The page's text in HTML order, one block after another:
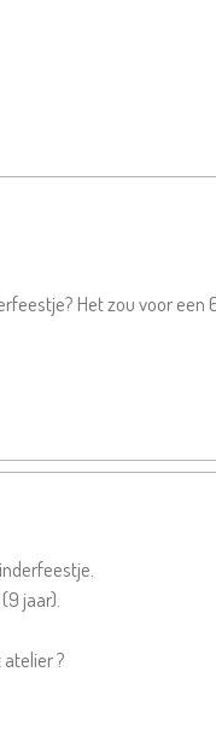
Het zou voor een
jaar).
?